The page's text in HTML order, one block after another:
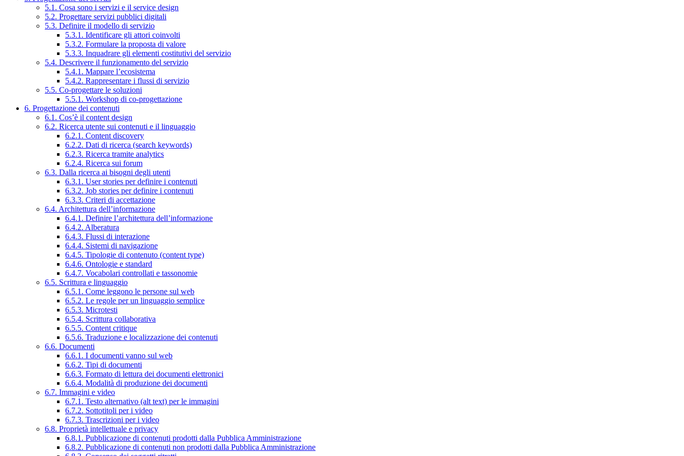
5.1. Cosa sono i servizi e il service design
5.2. Progettare servizi pubblici digitali
5.3. Definire il modello di servizio
5.3.1. Identificare gli attori coinvolti
5.3.2. Formulare la proposta di valore
5.3.3. Inquadrare gli elementi costitutivi del servizio
5.4. Descrivere il funzionamento del servizio
5.4.1. Mappare l’ecosistema
5.4.2. Rappresentare i flussi di servizio
5.5. Co-progettare le soluzioni
5.5.1. Workshop di co-progettazione
6. Progettazione dei contenuti
6.1. Cos’è il content design
6.2. Ricerca utente sui contenuti e il linguaggio
6.2.1. Content discovery
6.2.2. Dati di ricerca (search keywords)
6.2.3. Ricerca tramite analytics
6.2.4. Ricerca sui forum
6.3. Dalla ricerca ai bisogni degli utenti
6.3.1. User stories per definire i contenuti
6.3.2. Job stories per definire i contenuti
6.3.3. Criteri di accettazione
6.4. Architettura dell’informazione
6.4.1. Definire l’architettura dell’informazione
6.4.2. Alberatura
6.4.3. Flussi di interazione
6.4.4. Sistemi di navigazione
6.4.5. Tipologie di contenuto (content type)
6.4.6. Ontologie e standard
6.4.7. Vocabolari controllati e tassonomie
6.5. Scrittura e linguaggio
6.5.1. Come leggono le persone sul web
6.5.2. Le regole per un linguaggio semplice
6.5.3. Microtesti
6.5.4. Scrittura collaborativa
6.5.5. Content critique
6.5.6. Traduzione e localizzazione dei contenuti
6.6. Documenti
6.6.1. I documenti vanno sul web
6.6.2. Tipi di documenti
6.6.3. Formato di lettura dei documenti elettronici
6.6.4. Modalità di produzione dei documenti
6.7. Immagini e video
6.7.1. Testo alternativo (alt text) per le immagini
6.7.2. Sottotitoli per i video
6.7.3. Trascrizioni per i video
6.8. Proprietà intellettuale e privacy
6.8.1. Pubblicazione di contenuti prodotti dalla Pubblica Amministrazione
6.8.2. Pubblicazione di contenuti non prodotti dalla Pubblica Amministrazione